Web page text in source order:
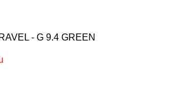
- G 9.4 GREEN